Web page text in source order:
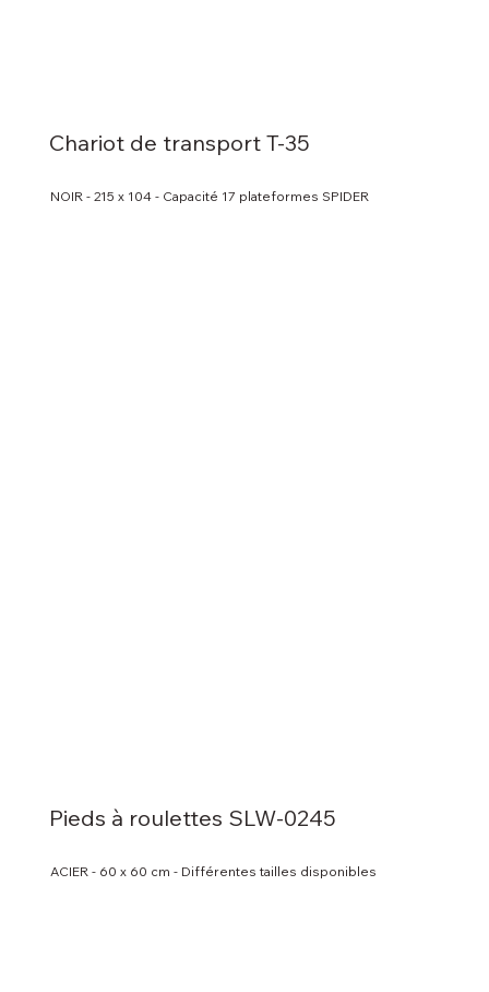
Chariot de transport T-35
NOIR - 215 x 104 - Capacité 17 plateformes SPIDER
Pieds à roulettes SLW-0245
ACIER - 60 x 60 cm - Différentes tailles disponibles